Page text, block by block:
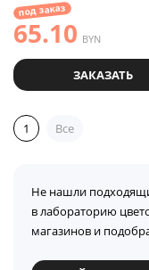
под заказ
65.10 BYN
ЗАКАЗАТЬ
1 Все
Не нашли
в лабораторию
магазинов и